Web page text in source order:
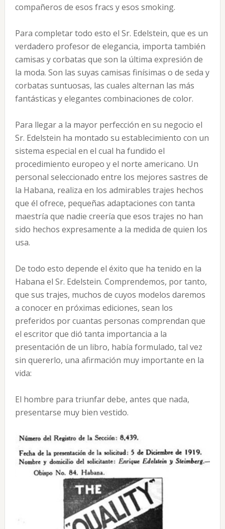
compañeros de esos fracs y esos smoking.
Para completar todo esto el Sr. Edelstein, que es un
verdadero profesor de elegancia, importa también
camisas y corbatas que son la última expresión de
la moda. Son las suyas camisas finísimas o de seda y
corbatas suntuosas, las cuales alternan las más
fantásticas y elegantes combinaciones de color.
Para llegar a la mayor perfección en su negocio el
Sr. Edelstein ha montado su establecimiento con un
sistema especial en el cual ha fundido el
procedimiento europeo y el norte americano. Un
personal seleccionado entre los mejores sastres de
la Habana, realiza en los admirables trajes hechos
que él ofrece, pequeñas adaptaciones con tanta
maestría que nadie creería que esos trajes no han
sido hechos expresamente a la medida de quien los
usa.
De todo esto depende el éxito que ha tenido en la
Habana el Sr. Edelstein. Comprendemos, por tanto,
que sus trajes, muchos de cuyos modelos daremos
a conocer en próximas ediciones, sean los
preferidos por cuantas personas comprendan que
el escritor que dió tanta importancia a la
presentación de un libro, había formulado, tal vez
sin quererlo, una afirmación muy importante en la
vida:
El hombre para triunfar debe, antes que nada,
presentarse muy bien vestido.